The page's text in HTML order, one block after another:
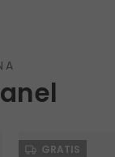
GRATIS